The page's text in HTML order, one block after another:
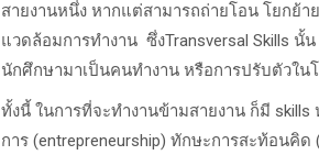
สายงานหนึ่ง หากแต่สามารถถ่ายโอน โยกย้
แวดล้อมการทำงาน ซึ่งTransversal Skills นั้น
นักศึกษามาเป็นคนทำงาน หรือการปรับตัวใน
ทั้งนี้ ในการที่จะทำงานข้ามสายงาน ก็มี skills
การ (entrepreneurship) ทักษะการสะท้อนคิด